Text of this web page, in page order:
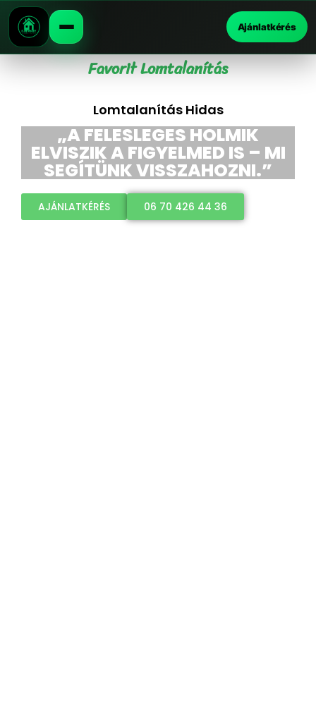
Ajánlatkérés
Favorit Lomtalanítás
Lomtalanítás Hidas
„A FELESLEGES HOLMIK
ELVISZIK A FIGYELMED IS – MI
SEGÍTÜNK VISSZAHOZNI.”
AJÁNLATKÉRÉS 06 70 426 44 36